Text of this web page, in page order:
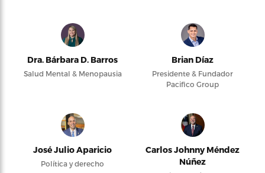
Dra. Bárbara D. Barros
Salud Mental & Menopausia
Brian Díaz
Presidente & Fundador
Pacifico Group
José Julio Aparicio
Política y derecho
Carlos Johnny Méndez
Núñez